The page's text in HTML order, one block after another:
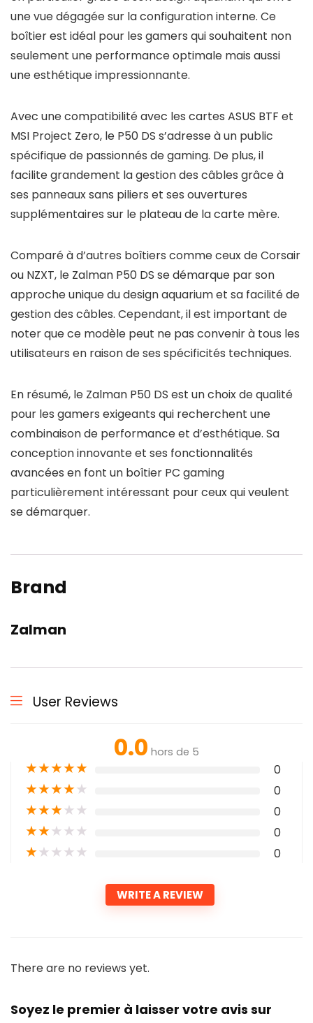
une vue dégagée sur la configuration interne. Ce
boîtier est idéal pour les gamers qui souhaitent non
seulement une performance optimale mais aussi
une esthétique impressionnante.
Avec une compatibilité avec les cartes ASUS BTF et
MSI Project Zero, le P50 DS s’adresse à un public
spécifique de passionnés de gaming. De plus, il
facilite grandement la gestion des câbles grâce à
ses panneaux sans piliers et ses ouvertures
supplémentaires sur le plateau de la carte mère.
Comparé à d’autres boîtiers comme ceux de Corsair
ou NZXT, le Zalman P50 DS se démarque par son
approche unique du design aquarium et sa facilité de
gestion des câbles. Cependant, il est important de
noter que ce modèle peut ne pas convenir à tous les
utilisateurs en raison de ses spécificités techniques.
En résumé, le Zalman P50 DS est un choix de qualité
pour les gamers exigeants qui recherchent une
combinaison de performance et d’esthétique. Sa
conception innovante et ses fonctionnalités
avancées en font un boîtier PC gaming
particulièrement intéressant pour ceux qui veulent
se démarquer.
Brand
Zalman
User Reviews
0.0 hors de 5
★★★★★ 0
★★★★★ 0
★★★★★ 0
★★★★★ 0
★★★★★ 0
WRITE A REVIEW
There are no reviews yet.
Soyez le premier à laisser votre avis sur